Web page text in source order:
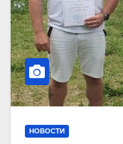
НОВОСТИ